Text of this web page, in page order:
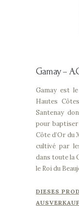
Gamay –
Gamay est
Hautes
Santenay
pour
Côte d’Or du
cultivé par
dans toute la
le Roi du
DIESES